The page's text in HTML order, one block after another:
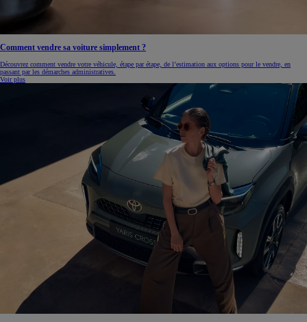
Comment vendre sa voiture simplement ?
Découvrez comment vendre votre véhicule, étape par étape, de l’estimation aux options pour le vendre, en
passant par les démarches administratives.
Voir plus